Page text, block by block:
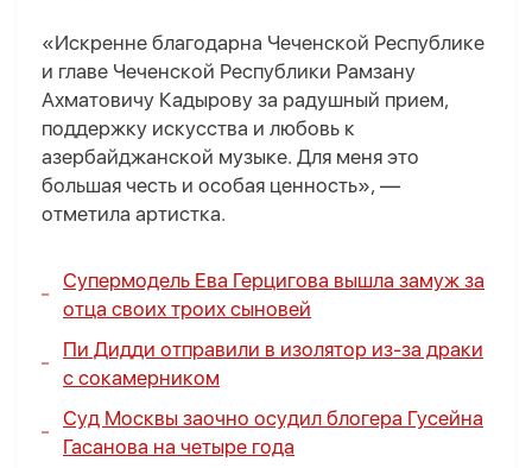
«Искренне благодарна Чеченской Республике
и главе Чеченской Республики Рамзану
Ахматовичу Кадырову за радушный прием,
поддержку искусства и любовь к
азербайджанской музыке. Для меня это
большая честь и особая ценность», —
отметила артистка.
Супермодель Ева Герцигова вышла замуж за
отца своих троих сыновей
Пи Дидди отправили в изолятор из-за драки
с сокамерником
Суд Москвы заочно осудил блогера Гусейна
Гасанова на четыре года